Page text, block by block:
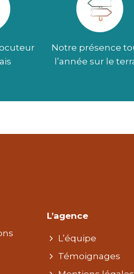
Notre présence
l’année sur le
L’agence
L’équipe
Témoignages